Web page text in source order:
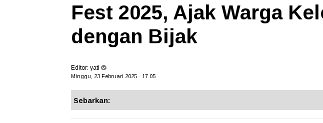
Fest 2025, Ajak Warga
dengan Bijak
Editor: yati
Minggu, 23 Februari 2025 - 17.05
Sebarkan: